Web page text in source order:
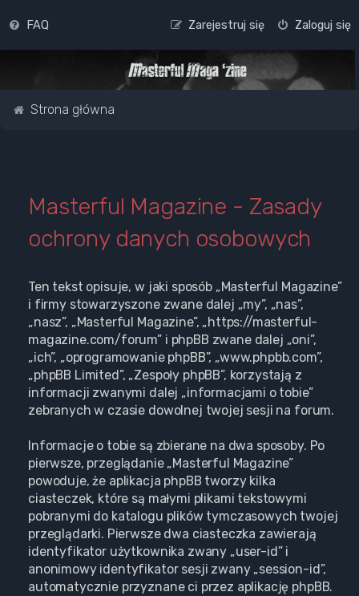
FAQ Zaloguj się
Zarejestruj się
Strona główna
Masterful Magazine - Zasady
ochrony danych osobowych
Ten tekst opisuje, w jaki sposób „Masterful Magazine”
i firmy stowarzyszone zwane dalej „my”, „nas”,
„nasz”, „Masterful Magazine”, „https://masterful-
magazine.com/forum” i phpBB zwane dalej „oni”,
„ich”, „oprogramowanie phpBB”, „www.phpbb.com”,
„phpBB Limited”, „Zespoły phpBB”, korzystają z
informacji zwanymi dalej „informacjami o tobie”
zebranych w czasie dowolnej twojej sesji na forum.
Informacje o tobie są zbierane na dwa sposoby. Po
pierwsze, przeglądanie „Masterful Magazine”
powoduje, że aplikacja phpBB tworzy kilka
ciasteczek, które są małymi plikami tekstowymi
pobranymi do katalogu plików tymczasowych twojej
przeglądarki. Pierwsze dwa ciasteczka zawierają
identyfikator użytkownika zwany „user-id” i
anonimowy identyfikator sesji zwany „session-id”,
automatycznie przyznane ci przez aplikację phpBB.